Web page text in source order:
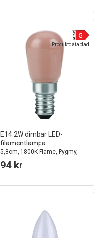
Produktdatablad
E14 2W dimbar LED-
filamentlampa
5,8cm, 1800K Flame, Pygmy,
90lm
94 kr